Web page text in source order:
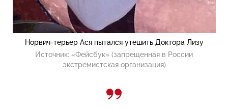
Норвич-терьер Ася пытался утешить Доктора Лизу
Источник: «Фейсбук» (запрещенная в России
экстремистская организация)